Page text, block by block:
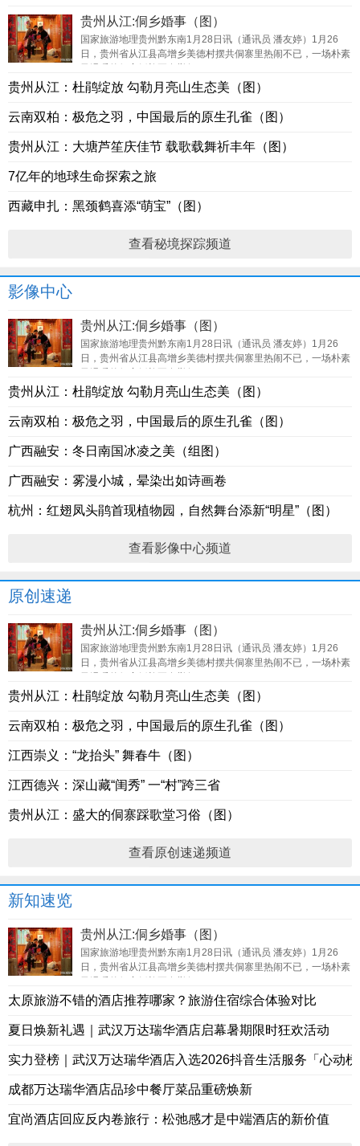
贵州从江:侗乡婚事（图）
国家旅游地理贵州黔东南1月28日讯（通讯员 潘友婷）1月26
日，贵州省从江县高增乡美德村摆共侗寨里热闹不已，一场朴素
贵州从江：杜鹃绽放 勾勒月亮山生态美（图）
云南双柏：极危之羽，中国最后的原生孔雀（图）
贵州从江：大塘芦笙庆佳节 载歌载舞祈丰年（图）
7亿年的地球生命探索之旅
西藏申扎：黑颈鹤喜添“萌宝”（图）
查看秘境探踪频道
影像中心
贵州从江:侗乡婚事（图）
国家旅游地理贵州黔东南1月28日讯（通讯员 潘友婷）1月26
日，贵州省从江县高增乡美德村摆共侗寨里热闹不已，一场朴素
贵州从江：杜鹃绽放 勾勒月亮山生态美（图）
云南双柏：极危之羽，中国最后的原生孔雀（图）
广西融安：冬日南国冰凌之美（组图）
广西融安：雾漫小城，晕染出如诗画卷
杭州：红翅凤头鹃首现植物园，自然舞台添新“明星”（图）
查看影像中心频道
原创速递
贵州从江:侗乡婚事（图）
国家旅游地理贵州黔东南1月28日讯（通讯员 潘友婷）1月26
日，贵州省从江县高增乡美德村摆共侗寨里热闹不已，一场朴素
贵州从江：杜鹃绽放 勾勒月亮山生态美（图）
云南双柏：极危之羽，中国最后的原生孔雀（图）
江西崇义：“龙抬头” 舞春牛（图）
江西德兴：深山藏“闺秀” 一“村”跨三省
贵州从江：盛大的侗寨踩歌堂习俗（图）
查看原创速递频道
新知速览
贵州从江:侗乡婚事（图）
国家旅游地理贵州黔东南1月28日讯（通讯员 潘友婷）1月26
日，贵州省从江县高增乡美德村摆共侗寨里热闹不已，一场朴素
太原旅游不错的酒店推荐哪家？旅游住宿综合体验对比
夏日焕新礼遇｜武汉万达瑞华酒店启幕暑期限时狂欢活动
实力登榜｜武汉万达瑞华酒店入选2026抖音生活服务「心动
成都万达瑞华酒店品珍中餐厅菜品重磅焕新
宜尚酒店回应反内卷旅行：松弛感才是中端酒店的新价值